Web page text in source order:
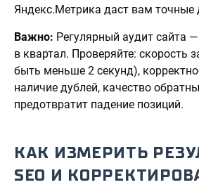
Яндекс.Метрика даст вам точные
Важно: Регулярный аудит сайта
в квартал. Проверяйте: скорость
быть меньше 2 секунд),
наличие дублей, качество
предотвратит падение позиций.
КАК ИЗМЕРИТЬ
SEO И